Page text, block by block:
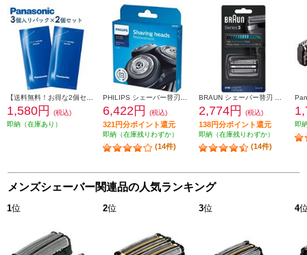
1,580円
(税込)
即納（在庫あり）
6,422円 (税込)
321円分ポイント還元
即納（在庫残りわずか）
(14件)
2,774円 (税込)
138円分ポイント還元
即納（在庫残りわずか）
(14件)
即
メンズシェーバー関連品の人気ランキング
1位 2位 3位 4